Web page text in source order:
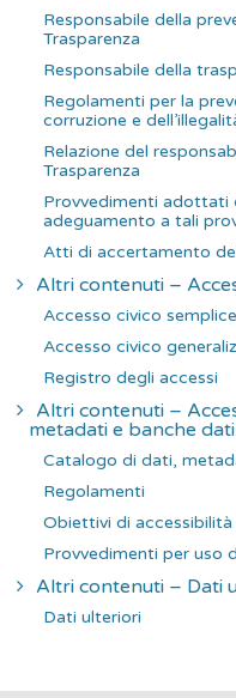
Responsabile della
Trasparenza
Responsabile della
Regolamenti per la
corruzione e
Relazione del
Trasparenza
Provvedimenti adottati
adeguamento a tali
Atti di accertamento
Altri contenuti –
Accesso civico semplice
Accesso civico
Registro degli accessi
Altri contenuti –
metadati e banche dati
Catalogo di dati,
Regolamenti
Obiettivi di accessibilità
Provvedimenti per uso
Altri contenuti – Dati
Dati ulteriori